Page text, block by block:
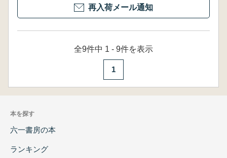
再入荷メール通知
全9件中 1 - 9件を表示
1
本を探す
六一書房の本
ランキング